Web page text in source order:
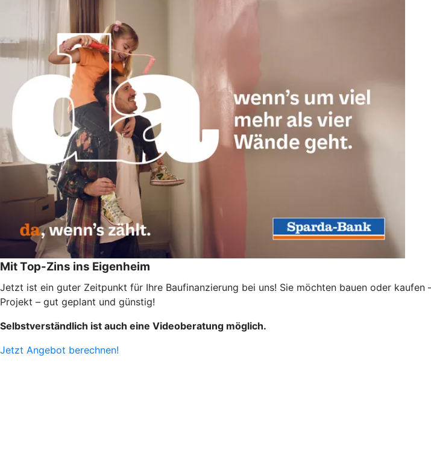
Mit Top-Zins ins Eigenheim
Jetzt ist ein guter Zeitpunkt für Ihre Baufinanzierung bei uns! Sie möchten bauen oder
Projekt – gut geplant und günstig!
Selbstverständlich ist auch eine Videoberatung möglich.
Jetzt Angebot berechnen!